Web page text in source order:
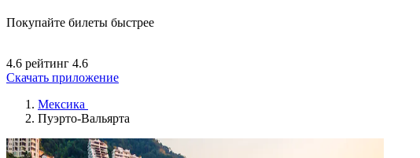
Покупайте билеты быстрее
4.6 рейтинг 4.6
Скачать приложение
Мексика
Пуэрто-Вальярта